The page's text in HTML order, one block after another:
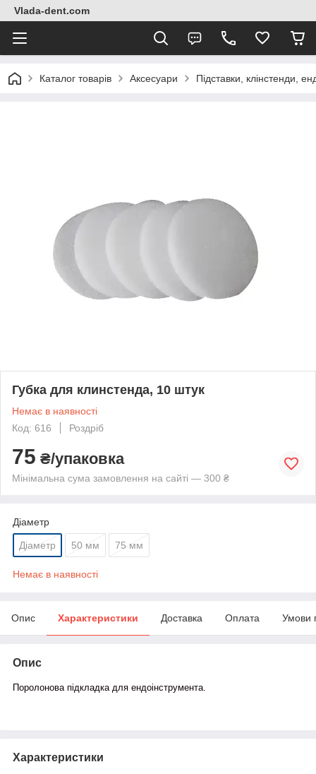
Vlada-dent.com
Каталог товарів Аксесуари Підставки, клінстенди,
Губка для клинстенда, 10 штук
Немає в наявності
Код: 616
Роздріб
75 ₴/упаковка
Мінімальна сума замовлення на сайті — 300 ₴
Діаметр
Діаметр 50 мм 75 мм
Немає в наявності
Опис Характеристики Доставка Оплата Умови
Опис
Поролонова підкладка для ендоінструмента.
Характеристики